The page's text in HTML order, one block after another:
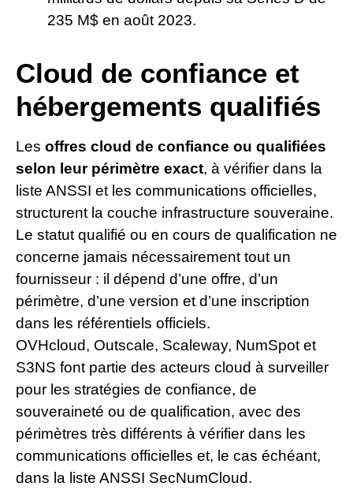
235 M$ en août 2023.
Cloud de confiance et
hébergements qualifiés
Les offres cloud de confiance ou qualifiées
selon leur périmètre exact, à vérifier dans la
liste ANSSI et les communications officielles,
structurent la couche infrastructure souveraine.
Le statut qualifié ou en cours de qualification ne
concerne jamais nécessairement tout un
fournisseur : il dépend d’une offre, d’un
périmètre, d’une version et d’une inscription
dans les référentiels officiels.
OVHcloud, Outscale, Scaleway, NumSpot et
S3NS font partie des acteurs cloud à surveiller
pour les stratégies de confiance, de
souveraineté ou de qualification, avec des
périmètres très différents à vérifier dans les
communications officielles et, le cas échéant,
dans la liste ANSSI SecNumCloud.